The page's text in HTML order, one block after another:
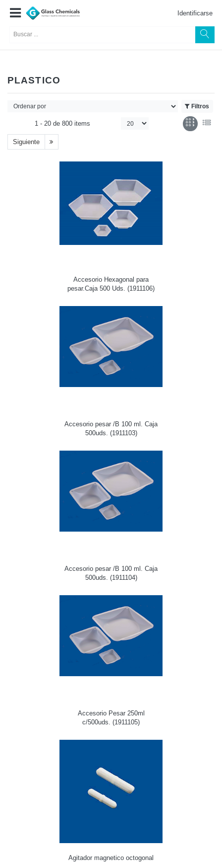
Identificarse
PLASTICO
Filtros
1 - 20 de 800 items
Siguiente
Accesorio Hexagonal para
pesar.Caja 500 Uds. (1911106)
Accesorio pesar /B 100 ml. Caja
500uds. (1911103)
Accesorio pesar /B 100 ml. Caja
500uds. (1911104)
Accesorio Pesar 250ml
c/500uds. (1911105)
Agitador magnetico octogonal